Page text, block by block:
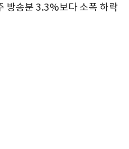
방송분 3.3%보다 소폭 하락